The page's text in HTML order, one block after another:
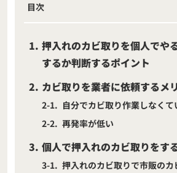
目次
1 押入れのカビ取りを個人でや
するか判断するポイント
2 カビ取りを業者に依頼するメ
2-1
自分でカビ取り作業しなくて
2-2 再発率が低い
3 個人で押入れのカビ取りをす
3-1 押入れのカビ取りで市販の